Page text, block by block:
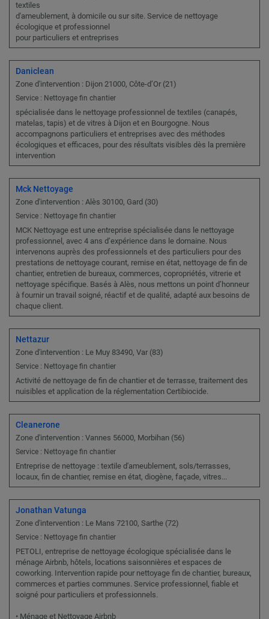
textiles
d'ameublement, à domicile ou sur site. Service de nettoyage
écologique et professionnel
pour particuliers et entreprises
Daniclean
Zone d'intervention : Dijon 21000, Côte-d’Or (21)
Service : Nettoyage fin chantier
spécialisée dans le nettoyage professionnel de textiles (canapés,
matelas, tapis) et de vitres à Dijon et en Bourgogne. Nous
accompagnons particuliers et entreprises avec des méthodes
écologiques et efficaces, pour des résultats visibles dès la première
intervention
Mck Nettoyage
Zone d'intervention : Alès 30100, Gard (30)
Service : Nettoyage fin chantier
MCK Nettoyage est une entreprise spécialisée dans le nettoyage
professionnel, avec 4 ans d’expérience dans le domaine. Nous
intervenons auprès des professionnels et des particuliers pour des
prestations de nettoyage courant, remise en état, nettoyage de fin de
chantier, entretien de bureaux, commerces, copropriétés, vitrerie et
nettoyage spécifique. Basés à Alès, nous mettons un point d’honneur
à fournir un travail soigné, réactif et de qualité, adapté aux besoins de
chaque client.
Nettazur
Zone d'intervention : Le Muy 83490, Var (83)
Service : Nettoyage fin chantier
Activité de nettoyage de fin de chantier et de terrasse, traitement des
nuisibles et application de la réglementation Certibiocide.
Cleanerone
Zone d'intervention : Vannes 56000, Morbihan (56)
Service : Nettoyage fin chantier
Entreprise de nettoyage : textile d'ameublement, sols/terrasses,
locaux, fin de chantier, remise en état, diogène, façade, vitres...
Jonathan Vatunga
Zone d'intervention : Le Mans 72100, Sarthe (72)
Service : Nettoyage fin chantier
PETOLI, entreprise de nettoyage écologique spécialisée dans le
ménage Airbnb, hôtels, locations saisonnières et espaces de
coworking. Intervention rapide pour nettoyage fin de chantier, bureaux,
commerces et parties communes. Service professionnel, fiable et
soigné pour particuliers et professionnels.
• Ménage et Nettoyage Airbnb